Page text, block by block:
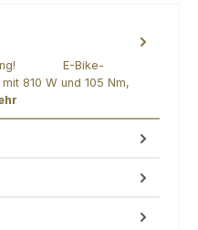
E-Bike-
810 W und 105 Nm,